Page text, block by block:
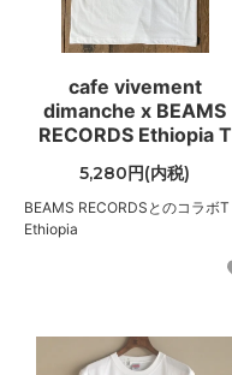
cafe vivement
dimanche x BEAMS
RECORDS Ethiopia T
5,280円(内税)
BEAMS RECORDSとのコラボT
Ethiopia